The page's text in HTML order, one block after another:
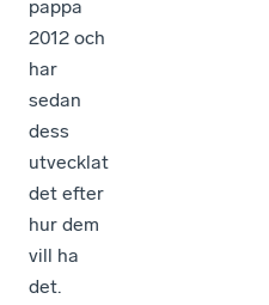
pappa
2012 och
har
sedan
dess
utvecklat
det efter
hur dem
vill ha
det.